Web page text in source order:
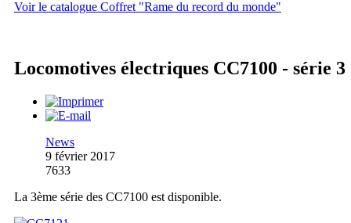
Voir le catalogue Coffret "Rame du record du monde"
Locomotives électriques CC7100 - série 3
News
9 février 2017
7633
La 3ème série des CC7100 est disponible.